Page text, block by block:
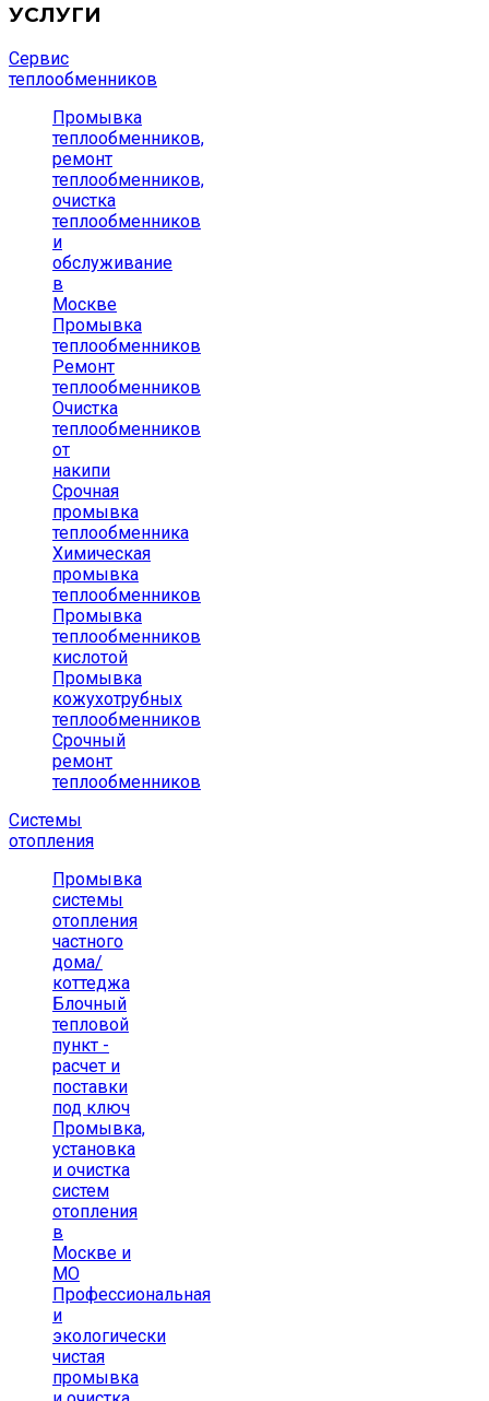
УСЛУГИ
Сервис
теплообменников
Промывка
теплообменников,
ремонт
теплообменников,
очистка
теплообменников
и
обслуживание
в
Москве
Промывка
теплообменников
Ремонт
теплообменников
Очистка
теплообменников
от
накипи
Срочная
промывка
теплообменника
Химическая
промывка
теплообменников
Промывка
теплообменников
кислотой
Промывка
кожухотрубных
теплообменников
Срочный
ремонт
теплообменников
Системы
отопления
Промывка
системы
отопления
частного
дома/
коттеджа
Блочный
тепловой
пункт -
расчет и
поставки
под ключ
Промывка,
установка
и очистка
систем
отопления
в
Москве и
МО
Профессиональная
и
экологически
чистая
промывка